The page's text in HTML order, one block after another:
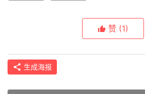
赞 (1)
生成海报